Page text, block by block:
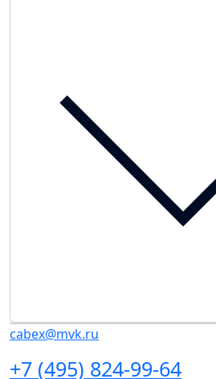
cabex@mvk.ru
+7 (495) 824-99-64